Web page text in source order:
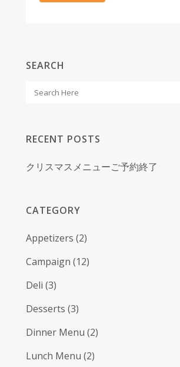
SEARCH
RECENT POSTS
クリスマスメニューご予約終了
CATEGORY
Appetizers (2)
Campaign (12)
Deli (3)
Desserts (3)
Dinner Menu (2)
Lunch Menu (2)